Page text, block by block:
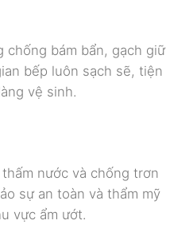
chống bám bẩn, gạch giữ
bếp luôn sạch sẽ, tiện
vệ sinh.
nước và chống trơn
sự an toàn và thẩm mỹ
vực ẩm ướt.